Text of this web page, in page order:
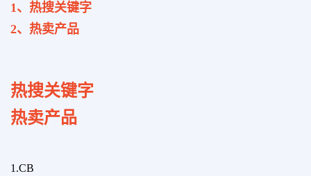
1、热搜关键字
2、 热卖产品
热搜关键字
热卖产品
1.CB